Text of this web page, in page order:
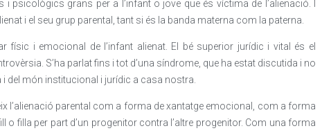
psicològics grans per a l’infant o jove que és víctima de l’alienació. I
i el seu grup parental, tant si és la banda materna com la paterna.
físic i emocional de l’infant alienat. El bé superior jurídic i vital és el
S’ha parlat fins i tot d’una síndrome, que ha estat discutida i no
del món institucional i jurídic a casa nostra.
l’alienació parental com a forma de xantatge emocional, com a forma
o filla per part d’un progenitor contra l’altre progenitor. Com una forma